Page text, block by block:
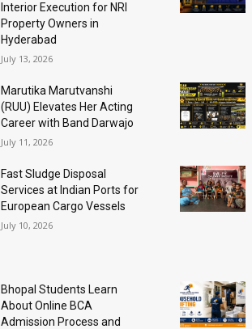
Interior Execution for NRI
Property Owners in
Hyderabad
July 13, 2026
Marutika Marutvanshi
(RUU) Elevates Her Acting
Career with Band Darwajo
July 11, 2026
Fast Sludge Disposal
Services at Indian Ports for
European Cargo Vessels
July 10, 2026
Bhopal Students Learn
About Online BCA
Admission Process and